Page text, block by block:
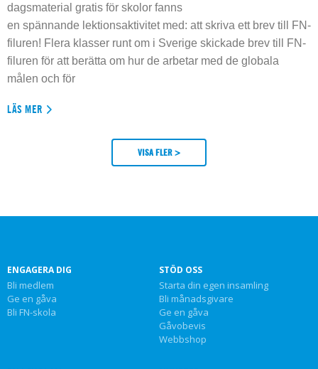
dagsmaterial gratis för skolor fanns
en spännande lektionsaktivitet med: att skriva ett brev till FN-
filuren! Flera klasser runt om i Sverige skickade brev till FN-
filuren för att berätta om hur de arbetar med de globala
målen och för
LÄS MER
VISA FLER >
ENGAGERA DIG
Bli medlem
Ge en gåva
Bli FN-skola
STÖD OSS
Starta din egen insamling
Bli månadsgivare
Ge en gåva
Gåvobevis
Webbshop